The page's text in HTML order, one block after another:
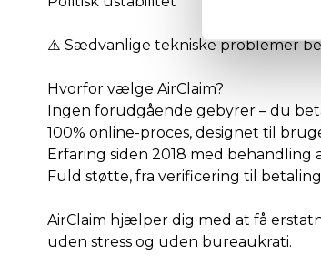
⚠️ Sædvanlige tekniske problemer
Hvorfor vælge AirClaim?
Ingen forudgående gebyrer – du
100% online-proces, designet til
Erfaring siden 2018 med behandling
Fuld støtte, fra verificering til betaling
AirClaim hjælper dig med at få
uden stress og uden bureaukrati.